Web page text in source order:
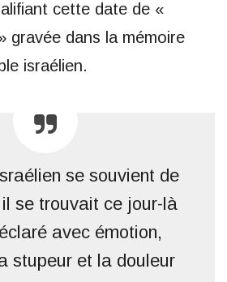
cette date de «
gravée dans la mémoire
israélien.
se souvient de
il se trouvait ce jour-là
avec émotion,
stupeur et la douleur